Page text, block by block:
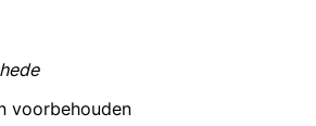
voorbehouden